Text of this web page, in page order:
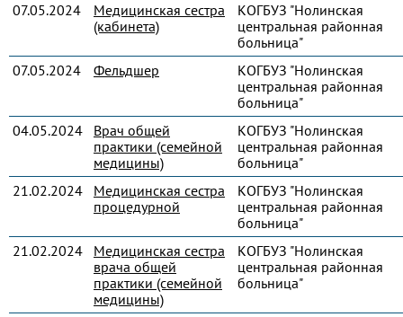
07.05.2024
Медицинская сестра
(кабинета)
КОГБУЗ "Нолинская
центральная районная
больница"
07.05.2024
Фельдшер
КОГБУЗ "Нолинская
центральная районная
больница"
04.05.2024
Врач общей
практики (семейной
медицины)
КОГБУЗ "Нолинская
центральная районная
больница"
21.02.2024
Медицинская сестра
процедурной
КОГБУЗ "Нолинская
центральная районная
больница"
21.02.2024
Медицинская сестра
врача общей
практики (семейной
медицины)
КОГБУЗ "Нолинская
центральная районная
больница"